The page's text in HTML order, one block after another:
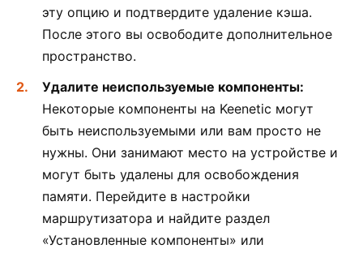
эту опцию и подтвердите удаление кэша.
После этого вы освободите дополнительное
пространство.
Удалите неиспользуемые компоненты:
Некоторые компоненты на Keenetic могут
быть неиспользуемыми или вам просто не
нужны. Они занимают место на устройстве и
могут быть удалены для освобождения
памяти. Перейдите в настройки
маршрутизатора и найдите раздел
«Установленные компоненты» или